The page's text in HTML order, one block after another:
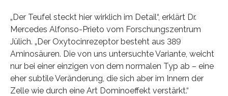
„Der Teufel steckt hier wirklich im Detail“, erklärt Dr.
Mercedes Alfonso-Prieto vom Forschungszentrum
Jülich. „Der Oxytocinrezeptor besteht aus 389
Aminosäuren. Die von uns untersuchte Variante, weicht
nur bei einer einzigen von dem normalen Typ ab – eine
eher subtile Veränderung, die sich aber im Innern der
Zelle wie durch eine Art Dominoeffekt verstärkt.“